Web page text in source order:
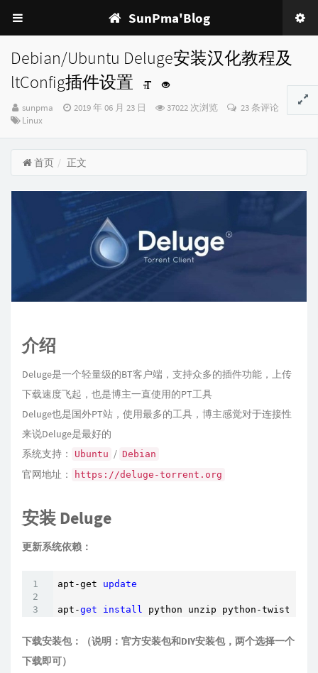
SunPma'Blog
Debian/Ubuntu Deluge安装汉化教程及
ltConfig插件设置
博
主：
sunpma
发
2019 年 06 月 23 日 37022 次浏览
23 条评论
分
Linux
首页 正文
介绍
Deluge是一个轻量级的BT客户端，支持众多的插件功能，上传
下载速度飞起，也是博主一直使用的PT工具
Deluge也是国外PT站，使用最多的工具，博主感觉对于连接性
来说Deluge是最好的
系统支持：
Ubuntu / Debian
官网地址： https://deluge-torrent.org
安装 Deluge
更新系统依赖：
apt-get update
apt-get install python unzip python-twisted
下载安装包：（说明：官方安装包和DIY安装包，两个选择一个
下载即可）